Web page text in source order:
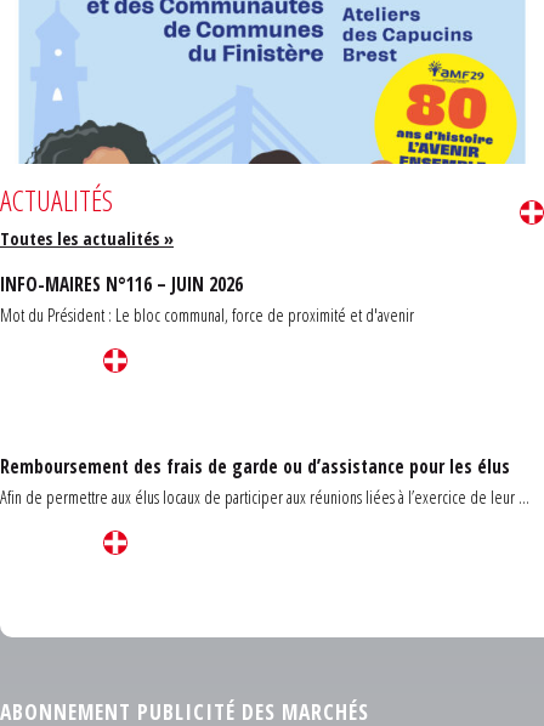
ACTUALITÉS
Toutes les actualités »
INFO-MAIRES N°116 – JUIN 2026
Mot du Président : Le bloc communal, force de proximité et d'avenir
Remboursement des frais de garde ou d’assistance pour les élus
Afin de permettre aux élus locaux de participer aux réunions liées à l’exercice de leur ...
ABONNEMENT PUBLICITÉ DES MARCHÉS